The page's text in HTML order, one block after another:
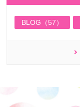
BLOG（57）